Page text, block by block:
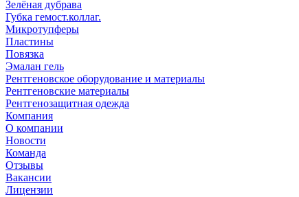
Зелёная дубрава
Губка гемост.коллаг.
Микротупферы
Пластины
Повязка
Эмалан гель
Рентгеновское оборудование и материалы
Рентгеновские материалы
Рентгенозащитная одежда
Компания
О компании
Новости
Команда
Отзывы
Вакансии
Лицензии